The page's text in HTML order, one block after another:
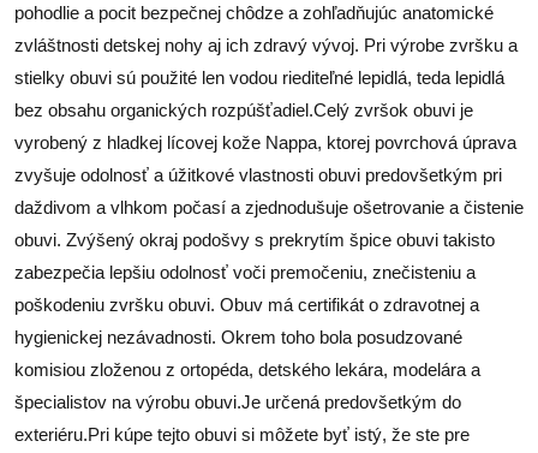
pohodlie a pocit bezpečnej chôdze a zohľadňujúc anatomické
zvláštnosti detskej nohy aj ich zdravý vývoj. Pri výrobe zvršku a
stielky obuvi sú použité len vodou riediteľné lepidlá, teda lepidlá
bez obsahu organických rozpúšťadiel.Celý zvršok obuvi je
vyrobený z hladkej lícovej kože Nappa, ktorej povrchová úprava
zvyšuje odolnosť a úžitkové vlastnosti obuvi predovšetkým pri
daždivom a vlhkom počasí a zjednodušuje ošetrovanie a čistenie
obuvi. Zvýšený okraj podošvy s prekrytím špice obuvi takisto
zabezpečia lepšiu odolnosť voči premočeniu, znečisteniu a
poškodeniu zvršku obuvi. Obuv má certifikát o zdravotnej a
hygienickej nezávadnosti. Okrem toho bola posudzované
komisiou zloženou z ortopéda, detského lekára, modelára a
špecialistov na výrobu obuvi.Je určená predovšetkým do
exteriéru.Pri kúpe tejto obuvi si môžete byť istý, že ste pre